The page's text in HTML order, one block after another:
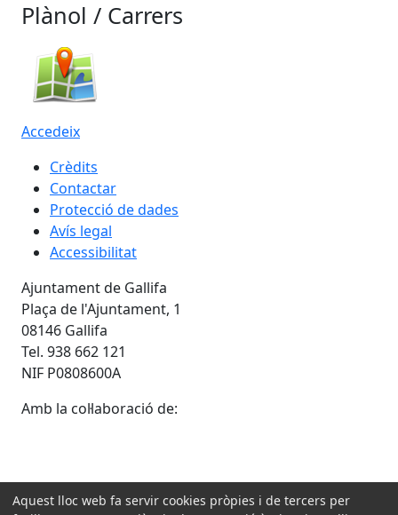
Plànol / Carrers
Accedeix
Crèdits
Contactar
Protecció de dades
Avís legal
Accessibilitat
Ajuntament de Gallifa
Plaça de l'Ajuntament, 1
08146 Gallifa
Tel. 938 662 121
NIF P0808600A
Amb la col·laboració de:
Aquest lloc web fa servir cookies pròpies i de tercers per